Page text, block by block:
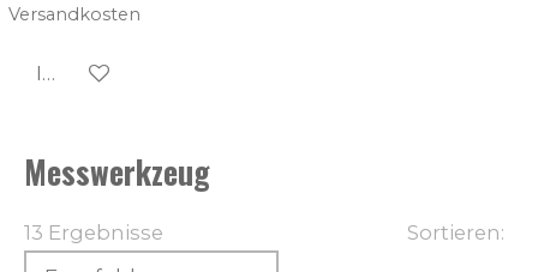
Versandkosten
In den Warenkorb
Messwerkzeug
13 Ergebnisse Sortieren: